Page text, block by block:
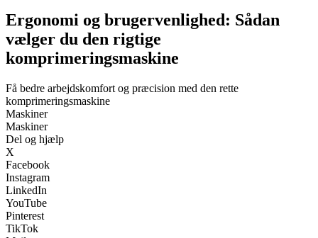
Ergonomi og brugervenlighed: Sådan
vælger du den rigtige
komprimeringsmaskine
Få bedre arbejdskomfort og præcision med den rette
komprimeringsmaskine
Maskiner
Maskiner
Del og hjælp
X
Facebook
Instagram
LinkedIn
YouTube
Pinterest
TikTok